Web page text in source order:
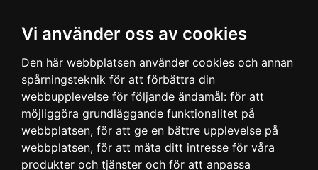
Vi använder oss av cookies
Den här webbplatsen använder cookies och annan
spårningsteknik för att förbättra din
webbupplevelse för följande ändamål: för att
möjliggöra grundläggande funktionalitet på
webbplatsen, för att ge en bättre upplevelse på
webbplatsen, för att mäta ditt intresse för våra
produkter och tjänster och för att anpassa